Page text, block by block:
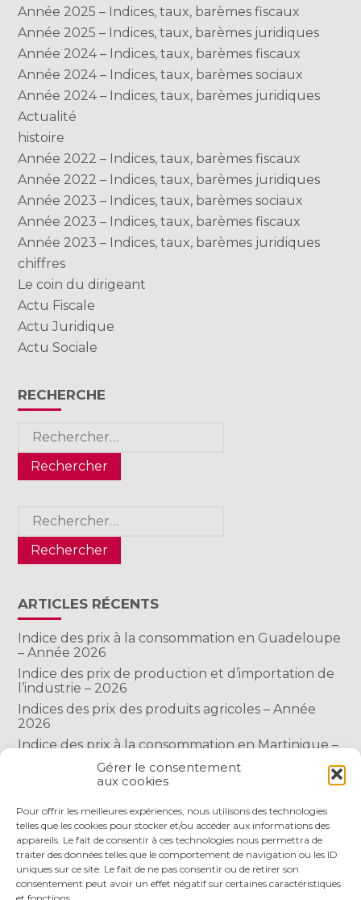
Gérer le consentement
aux cookies
Pour offrir les meilleures expériences, nous utilisons des technologies
telles que les cookies pour stocker et/ou accéder aux informations des
appareils. Le fait de consentir à ces technologies nous permettra de
traiter des données telles que le comportement de navigation ou les ID
uniques sur ce site. Le fait de ne pas consentir ou de retirer son
consentement peut avoir un effet négatif sur certaines caractéristiques
Année 2025 – Indices, taux, barèmes fiscaux
Année 2025 – Indices, taux, barèmes juridiques
Année 2024 – Indices, taux, barèmes fiscaux
Année 2024 – Indices, taux, barèmes sociaux
Année 2024 – Indices, taux, barèmes juridiques
Actualité
histoire
Année 2022 – Indices, taux, barèmes fiscaux
Année 2022 – Indices, taux, barèmes juridiques
Année 2023 – Indices, taux, barèmes sociaux
Année 2023 – Indices, taux, barèmes fiscaux
Année 2023 – Indices, taux, barèmes juridiques
chiffres
Le coin du dirigeant
Actu Fiscale
Actu Juridique
Actu Sociale
RECHERCHE
Rechercher :
Rechercher :
ARTICLES RÉCENTS
Indice des prix à la consommation en Guadeloupe
– Année 2026
Indice des prix de production et d’importation de
l’industrie – 2026
Indices des prix des produits agricoles – Année
2026
Indice des prix à la consommation en Martinique –
Indice des prix à la consommation à Mayotte –
COMMENTAIRES RÉCENTS